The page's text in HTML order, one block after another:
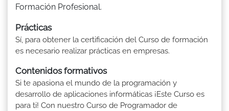
Formación Profesional.
Prácticas
Sí, para obtener la certificación del Curso de formación
es necesario realizar prácticas en empresas.
Contenidos formativos
Si te apasiona el mundo de la programación y
desarrollo de aplicaciones informáticas ¡Este Curso es
para ti! Con nuestro Curso de Programador de